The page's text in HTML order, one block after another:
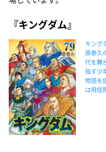
『キングダム』
キング
原泰久
代を舞
指す少
物語を
は飛信